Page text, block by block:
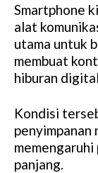
Smartphone
alat
utama untuk
membuat
hiburan
Kondisi
panjang.